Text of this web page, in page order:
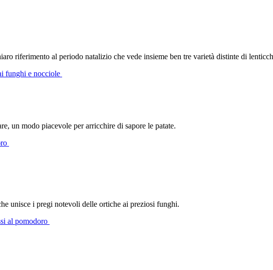
riferimento al periodo natalizio che vede insieme ben tre varietà distinte di
funghi e nocciole
un modo piacevole per arricchire di sapore le patate.
unisce i pregi notevoli delle ortiche ai preziosi funghi.
al pomodoro